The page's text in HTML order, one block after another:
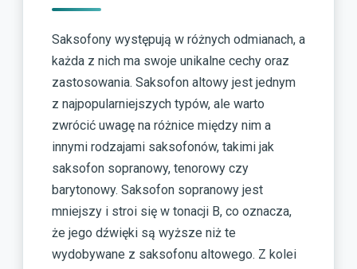
Saksofony występują w różnych odmianach, a
każda z nich ma swoje unikalne cechy oraz
zastosowania. Saksofon altowy jest jednym
z najpopularniejszych typów, ale warto
zwrócić uwagę na różnice między nim a
innymi rodzajami saksofonów, takimi jak
saksofon sopranowy, tenorowy czy
barytonowy. Saksofon sopranowy jest
mniejszy i stroi się w tonacji B, co oznacza,
że jego dźwięki są wyższe niż te
wydobywane z saksofonu altowego. Z kolei